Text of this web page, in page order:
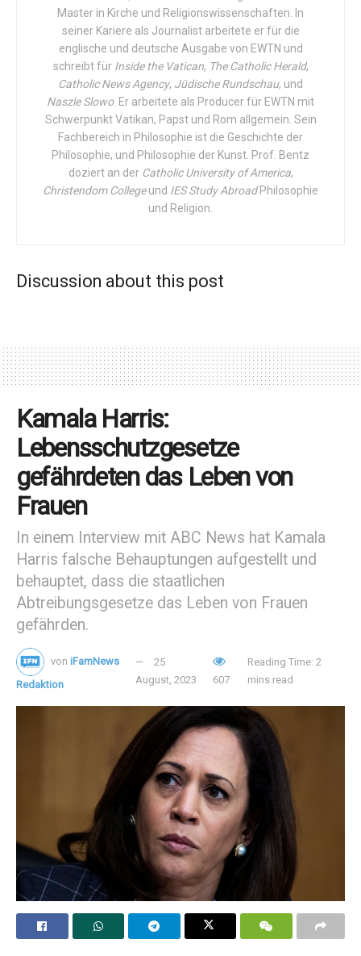
Befragten in allen Gruppen der Meinung ist, dass Väter
unabhängig vom Alter ihrer Kinder in Vollzeit arbeiten
sollten. Dennoch gibt es eine beträchtliche Unterstützung
für eine väterliche Teilzeitarbeit. Zudem variieren die
Einstellungen je nach Migrationshintergrund. Menschen
aus westlichen Ländern zeigen die höchste Akzeptanz für
Väter mit kleinen Kindern in Teilzeit, gefolgt von
Deutschen und Zuwanderern der zweiten Generation.
Hingegen unterstützen Zuwanderer aus osteuropäischen
Ländern, Asien und Afrika eine väterliche
für die Entwicklung familienfreundlicher Maßnahmen in
gestalten.
Master in Kirche und Religionswissenschaften. In
seiner Kariere als Journalist arbeitete er für die
englische und deutsche Ausgabe von EWTN und
schreibt für Inside the Vatican, The Catholic Herald,
Catholic News Agency, Jüdische Rundschau, und
Naszle Slowo. Er arbeitete als Producer für EWTN mit
Schwerpunkt Vatikan, Papst und Rom allgemein. Sein
Fachbereich in Philosophie ist die Geschichte der
Philosophie, und Philosophie der Kunst. Prof. Bentz
doziert an der Catholic University of America,
Christendom Collegeund IES Study AbroadPhilosophie
und Religion.
Discussion about this post
Kamala Harris:
Lebensschutzgesetze
gefährdeten das Leben von
Frauen
In einem Interview mit ABC News hat Kamala
Harris falsche Behauptungen aufgestellt und
behauptet, dass die staatlichen
Abtreibungsgesetze das Leben von Frauen
gefährden.
von iFamNews
Redaktion
25
August, 2023
607
Reading Time: 2
mins read